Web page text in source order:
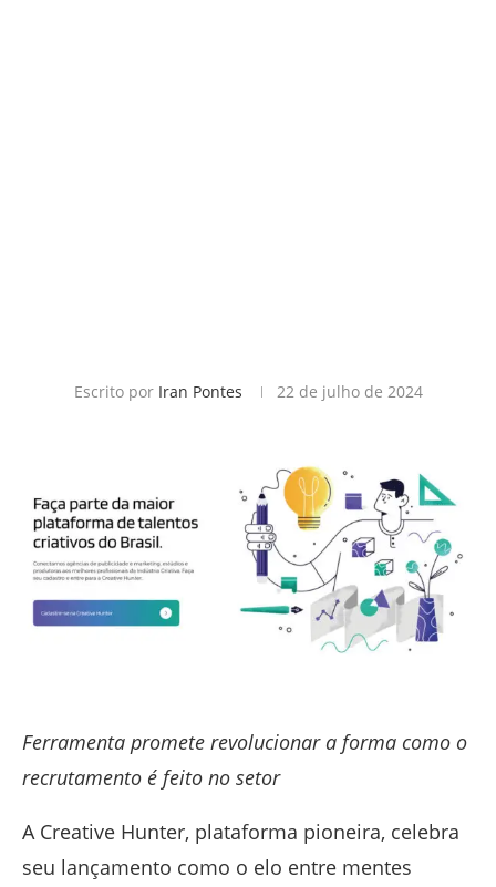
Escrito por Iran Pontes 22 de julho de 2024
Ferramenta promete revolucionar a forma como o
recrutamento é feito no setor
A Creative Hunter, plataforma pioneira, celebra
seu lançamento como o elo entre mentes